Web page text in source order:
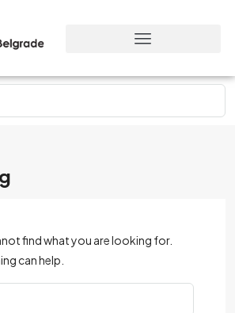
find what you are looking for.
can help.